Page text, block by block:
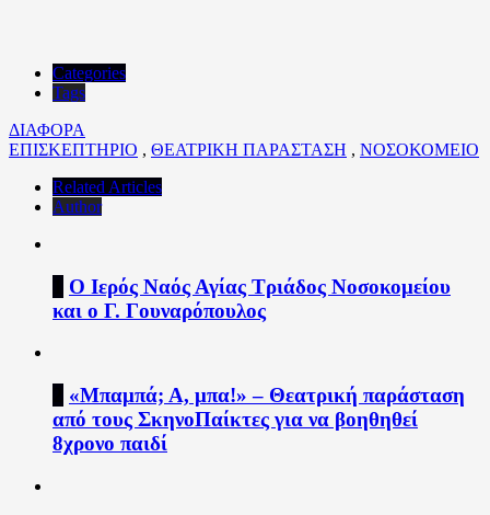
Categories
Tags
ΔΙΑΦΟΡΑ
ΕΠΙΣΚΕΠΤΗΡΙΟ , ΘΕΑΤΡΙΚΗ ΠΑΡΑΣΤΑΣΗ , ΝΟΣΟΚΟΜΕΙΟ
Related Articles
Author
Ο Ιερός Ναός Αγίας Τριάδος Νοσοκομείου
και ο Γ. Γουναρόπουλος
«Μπαμπά; Α, μπα!» – Θεατρική παράσταση
από τους ΣκηνοΠαίκτες για να βοηθηθεί
8χρονο παιδί